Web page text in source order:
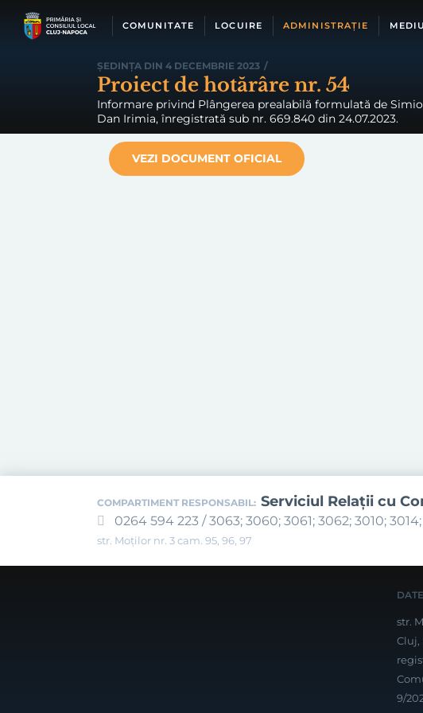
COMUNITATE LOCUIRE ADMINISTRAȚIE MEDIU
ȘEDINȚA DIN 4 DECEMBRIE 2023 /
Proiect de hotărâre nr. 54
Informare privind Plângerea prealabilă formulată de
Dan Irimia, înregistrată sub nr. 669.840 din 24.07.2023.
VEZI DOCUMENT OFICIAL
COMPARTIMENT RESPONSABIL: Serviciul Relaţii cu
0264 594 223 / 3063; 3060; 3061; 3062; 3010; 3014;
str. Moților nr. 3 cam. 95, 96, 97
str.
Cluj,
9/